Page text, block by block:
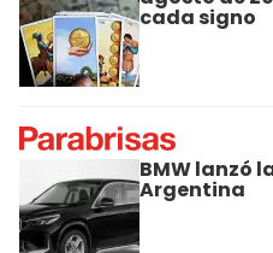
cada signo
BMW lanzó
Argentina